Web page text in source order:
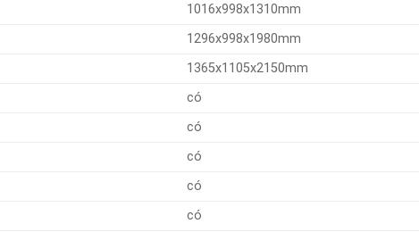
1016x998x1310mm
1296x998x1980mm
1365x1105x2150mm
có
có
có
có
có